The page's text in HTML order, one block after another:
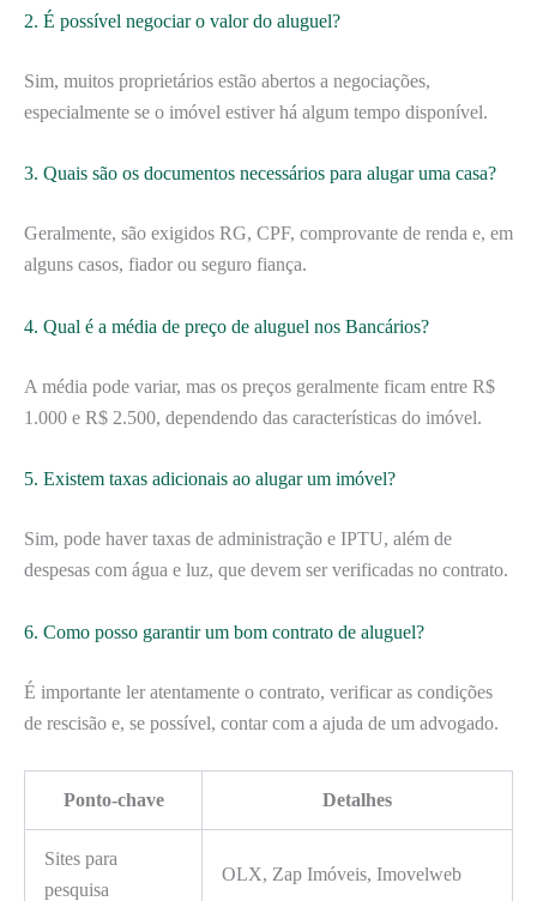
2. É possível negociar o valor do aluguel?
Sim, muitos proprietários estão abertos a negociações,
especialmente se o imóvel estiver há algum tempo disponível.
3. Quais são os documentos necessários para alugar uma casa?
Geralmente, são exigidos RG, CPF, comprovante de renda e, em
alguns casos, fiador ou seguro fiança.
4. Qual é a média de preço de aluguel nos Bancários?
A média pode variar, mas os preços geralmente ficam entre R$
1.000 e R$ 2.500, dependendo das características do imóvel.
5. Existem taxas adicionais ao alugar um imóvel?
Sim, pode haver taxas de administração e IPTU, além de
despesas com água e luz, que devem ser verificadas no contrato.
6. Como posso garantir um bom contrato de aluguel?
É importante ler atentamente o contrato, verificar as condições
de rescisão e, se possível, contar com a ajuda de um advogado.
Ponto-chave Detalhes
Sites para
pesquisa
OLX, Zap Imóveis, Imovelweb